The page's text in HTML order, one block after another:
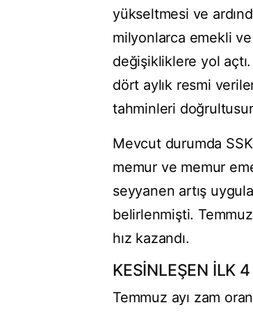
yükseltmesi ve
milyonlarca emekli
değişikliklere yol
dört aylık resmi
tahminleri
Mevcut durumda
memur ve memur
seyyanen artış
belirlenmişti.
hız kazandı.
KESİNLEŞEN İLK
Temmuz ayı zam